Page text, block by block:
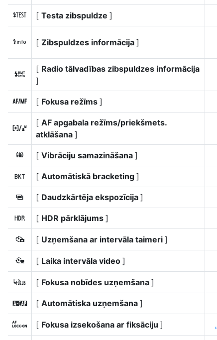
r [ Testa zibspuldze ]
s [ Zibspuldzes informācija ]
t
[ Radio tālvadības zibspuldzes informācija
]
s [ Fokusa režīms ]
7
[ AF apgabala režīms/priekšmets.
atklāšana ]
u [ Vibrāciju samazināšana ]
t [ Automātiskā bracketing ]
$ [ Daudzkārtēja ekspozīcija ]
2 [ HDR pārklājums ]
7 [ Uzņemšana ar intervāla taimeri ]
8 [ Laika intervāla video ]
9 [ Fokusa nobīdes uzņemšana ]
X [ Automātiska uzņemšana ]
F [ Fokusa izsekošana ar fiksāciju ]